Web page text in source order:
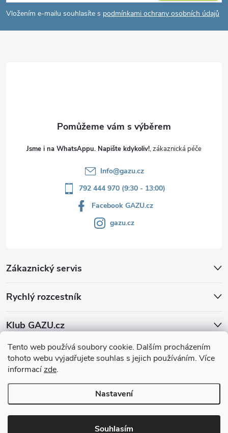
Tento web používá soubory cookie. Dalším procházením
tohoto webu vyjadřujete souhlas s jejich používáním. Více
informacízde.
Nastavení
Souhlasím
p
a
Vložením e-mailu souhlasíte s podmínkami ochrany osobních údajů
Jsme i na WhatsAppu. Napište kdykoliv!
Info@gazu.cz
792 444 970 (9:30 - 13:00)
Facebook GAZU.cz
gazu.cz
Zákaznický servis
Rychlý rozcestník
Klub GAZU.cz
Copyright 2026GAZU.cz | moderní koberce. Všechna práva vyhrazena.